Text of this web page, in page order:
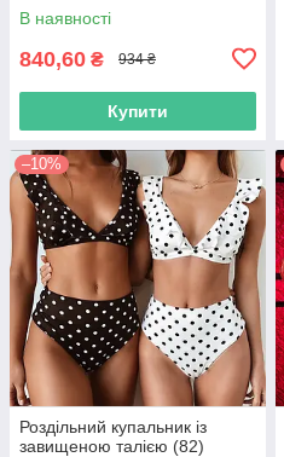
В наявності
840,60 ₴ 934 ₴
Купити
–10%
Роздільний купальник із
завищеною талією (82)